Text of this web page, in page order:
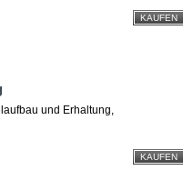
und Erhaltung,